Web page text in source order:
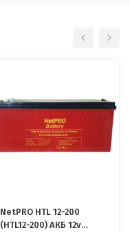
NetPRO HTL 12-200
(HTL12-200) АКБ 12v